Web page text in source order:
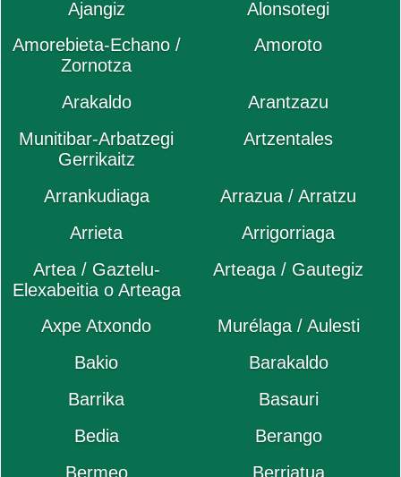
Ajangiz
Alonsotegi
Amorebieta-Echano /
Zornotza
Amoroto
Arakaldo
Arantzazu
Munitibar-Arbatzegi
Gerrikaitz
Artzentales
Arrankudiaga
Arrazua / Arratzu
Arrieta
Arrigorriaga
Artea / Gaztelu-
Elexabeitia o Arteaga
Arteaga / Gautegiz
Axpe Atxondo
Murélaga / Aulesti
Bakio
Barakaldo
Barrika
Basauri
Bedia
Berango
Bermeo
Berriatua